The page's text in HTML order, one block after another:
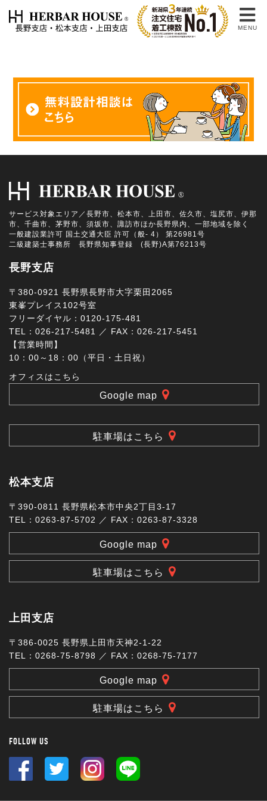
MENU
土地・不動産情報タグ:城⼭小学校
サービス対象エリア／長野市、松本市、上田市、佐久市、塩尻市、伊那
市、千曲市、茅野市、須坂市、諏訪市ほか長野県内、一部地域を除く
一般建設業許可 国土交通大臣 許可（般- 4） 第26981号
二級建築士事務所 長野県知事登録 (長野)A第76213号
長野支店
〒380-0921 長野県長野市大字栗田2065
東峯プレイス102号室
フリーダイヤル：0120-175-481
TEL：026-217-5481 ／ FAX：026-217-5451
【営業時間】
10：00～18：00（平日・土日祝）
オフィスはこちら
Google map
駐車場はこちら
松本支店
〒390-0811 長野県松本市中央2丁目3-17
TEL：0263-87-5702 ／ FAX：0263-87-3328
Google map
駐車場はこちら
上田支店
〒386-0025 長野県上田市天神2-1-22
TEL：0268-75-8798 ／ FAX：0268-75-7177
Google map
駐車場はこちら
FOLLOW US